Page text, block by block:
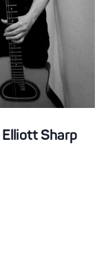
Sharp